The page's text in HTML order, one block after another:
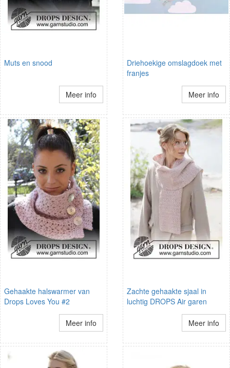
Muts en snood
Meer info
Driehoekige omslagdoek met
franjes
Meer info
Gehaakte halswarmer van
Drops Loves You #2
Meer info
Zachte gehaakte sjaal in
luchtig DROPS Air garen
Meer info